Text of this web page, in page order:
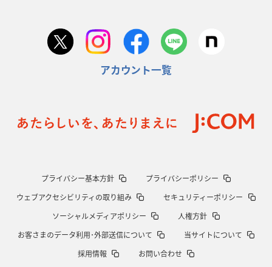
アカウント一覧
プライバシー基本方針
プライバシーポリシー
ウェブアクセシビリティの取り組み
セキュリティーポリシー
ソーシャルメディアポリシー
人権方針
お客さまのデータ利用･外部送信について
当サイトについて
採用情報
お問い合わせ